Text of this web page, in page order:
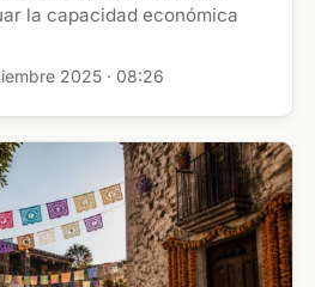
la capacidad económica
2025 · 08:26